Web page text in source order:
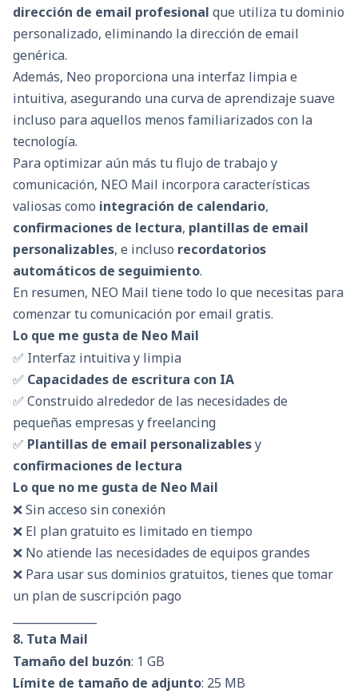
dirección de email profesional que utiliza tu dominio
personalizado, eliminando la dirección de email
genérica.
Además, Neo proporciona una interfaz limpia e
intuitiva, asegurando una curva de aprendizaje suave
incluso para aquellos menos familiarizados con la
tecnología.
Para optimizar aún más tu flujo de trabajo y
comunicación, NEO Mail incorpora características
valiosas como integración de calendario,
confirmaciones de lectura, plantillas de email
personalizables, e incluso recordatorios
automáticos de seguimiento.
En resumen, NEO Mail tiene todo lo que necesitas para
comenzar tu comunicación por email gratis.
Lo que me gusta de Neo Mail
✅ Interfaz intuitiva y limpia
✅ Capacidades de escritura con IA
✅ Construido alrededor de las necesidades de
pequeñas empresas y freelancing
✅ Plantillas de email personalizablesy
confirmaciones de lectura
Lo que no me gusta de Neo Mail
❌ Sin acceso sin conexión
❌ El plan gratuito es limitado en tiempo
❌ No atiende las necesidades de equipos grandes
❌ Para usar sus dominios gratuitos, tienes que tomar
un plan de suscripción pago
8. Tuta Mail
Tamaño del buzón: 1 GB
Límite de tamaño de adjunto: 25 MB